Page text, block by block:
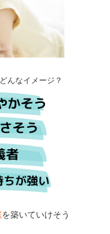
んなイメージ？
を築いていけそう